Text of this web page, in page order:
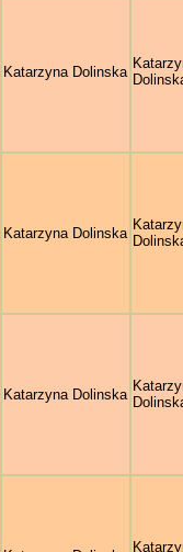
Katarzyna Dolinska
Katarzyna Dolinska
Katarzyna Dolinska